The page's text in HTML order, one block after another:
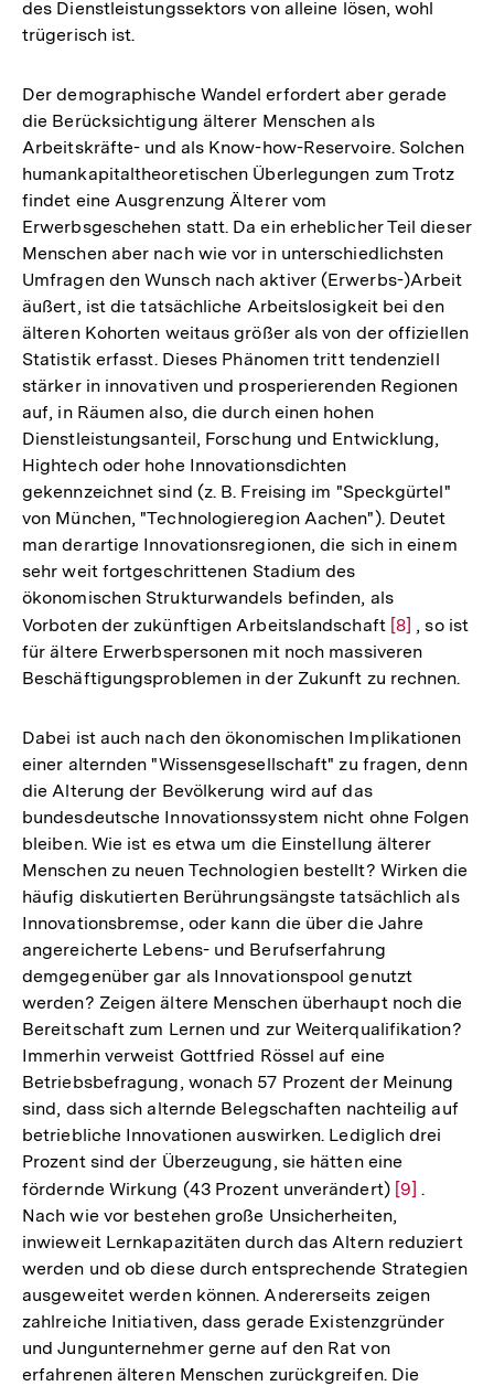
des Dienstleistungssektors von alleine lösen, wohl
trügerisch ist.
Der demographische Wandel erfordert aber gerade
die Berücksichtigung älterer Menschen als
Arbeitskräfte- und als Know-how-Reservoire. Solchen
humankapitaltheoretischen Überlegungen zum Trotz
findet eine Ausgrenzung Älterer vom
Erwerbsgeschehen statt. Da ein erheblicher Teil dieser
Menschen aber nach wie vor in unterschiedlichsten
Umfragen den Wunsch nach aktiver (Erwerbs-)Arbeit
äußert, ist die tatsächliche Arbeitslosigkeit bei den
älteren Kohorten weitaus größer als von der offiziellen
Statistik erfasst. Dieses Phänomen tritt tendenziell
stärker in innovativen und prosperierenden Regionen
auf, in Räumen also, die durch einen hohen
Dienstleistungsanteil, Forschung und Entwicklung,
Hightech oder hohe Innovationsdichten
gekennzeichnet sind (z. B. Freising im "Speckgürtel"
von München, "Technologieregion Aachen"). Deutet
man derartige Innovationsregionen, die sich in einem
sehr weit fortgeschrittenen Stadium des
ökonomischen Strukturwandels befinden, als
Vorboten der zukünftigen Arbeitslandschaft Zur
Auflösung
der
[8] , so ist
für ältere Erwerbspersonen mit noch massiveren
Beschäftigungsproblemen in der Zukunft zu rechnen.
Dabei ist auch nach den ökonomischen Implikationen
einer alternden "Wissensgesellschaft" zu fragen, denn
die Alterung der Bevölkerung wird auf das
bundesdeutsche Innovationssystem nicht ohne Folgen
bleiben. Wie ist es etwa um die Einstellung älterer
Menschen zu neuen Technologien bestellt? Wirken die
häufig diskutierten Berührungsängste tatsächlich als
Innovationsbremse, oder kann die über die Jahre
angereicherte Lebens- und Berufserfahrung
demgegenüber gar als Innovationspool genutzt
werden? Zeigen ältere Menschen überhaupt noch die
Bereitschaft zum Lernen und zur Weiterqualifikation?
Immerhin verweist Gottfried Rössel auf eine
Betriebsbefragung, wonach 57 Prozent der Meinung
sind, dass sich alternde Belegschaften nachteilig auf
betriebliche Innovationen auswirken. Lediglich drei
Prozent sind der Überzeugung, sie hätten eine
fördernde Wirkung (43 Prozent unverändert) Zur
Auflösung
der
Fußnote
[9] .
Nach wie vor bestehen große Unsicherheiten,
inwieweit Lernkapazitäten durch das Altern reduziert
werden und ob diese durch entsprechende Strategien
ausgeweitet werden können. Andererseits zeigen
zahlreiche Initiativen, dass gerade Existenzgründer
und Jungunternehmer gerne auf den Rat von
erfahrenen älteren Menschen zurückgreifen. Die